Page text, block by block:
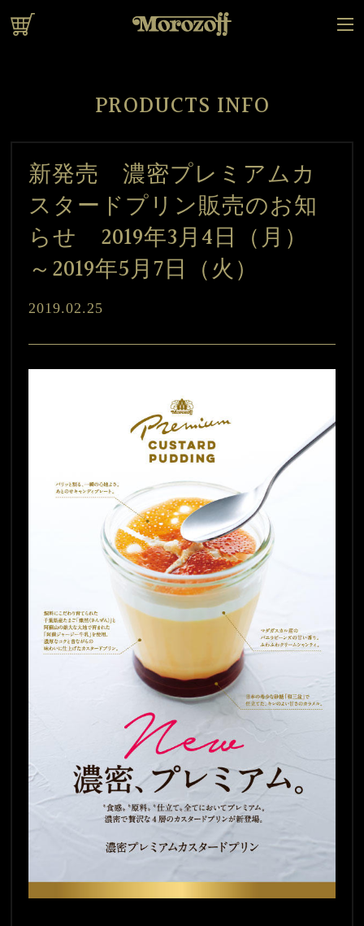
PRODUCTS INFO
新発売 濃密プレミアムカ
スタードプリン販売のお知
らせ 2019年3月4日（月）
～2019年5月7日（火）
2019.02.25